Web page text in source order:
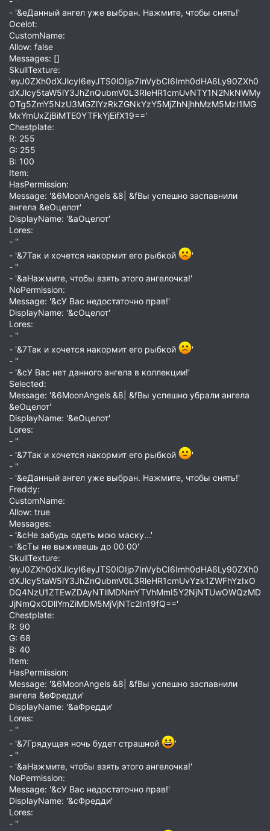
- '&eДанный ангел уже выбран. Нажмите, чтобы снять!'
Ocelot:
CustomName:
Allow: false
Messages: []
SkullTexture:
'eyJ0ZXh0dXJlcyI6eyJTS0lOIjp7InVybCI6Imh0dHA6Ly90ZXh0
dXJlcy5taW5lY3JhZnQubmV0L3RleHR1cmUvNTY1N2NkNWMy
OTg5ZmY5NzU3MGZlYzRkZGNkYzY5MjZhNjhhMzM5MzI1MG
MxYmUxZjBiMTE0YTFkYjEifX19=='
Chestplate:
R: 255
G: 255
B: 100
Item:
HasPermission:
Message: '&6MoonAngels &8| &fВы успешно заспавнили
ангела &eОцелот'
DisplayName: '&aОцелот'
Lores:
- ''
- '&7Так и хочется накормит его рыбкой
'
- ''
- '&aНажмите, чтобы взять этого ангелочка!'
NoPermission:
Message: '&cУ Вас недостаточно прав!'
DisplayName: '&cОцелот'
Lores:
- ''
- '&7Так и хочется накормит его рыбкой
'
- ''
- '&cУ Вас нет данного ангела в коллекции!'
Selected:
Message: '&6MoonAngels &8| &fВы успешно убрали ангела
&eОцелот'
DisplayName: '&eОцелот'
Lores:
- ''
- '&7Так и хочется накормит его рыбкой
'
- ''
- '&eДанный ангел уже выбран. Нажмите, чтобы снять!'
Freddy:
CustomName:
Allow: true
Messages:
- '&cНе забудь одеть мою маску...'
- '&cТы не выживешь до 00:00'
SkullTexture:
'eyJ0ZXh0dXJlcyI6eyJTS0lOIjp7InVybCI6Imh0dHA6Ly90ZXh0
dXJlcy5taW5lY3JhZnQubmV0L3RleHR1cmUvYzk1ZWFhYzIxO
DQ4NzU1ZTEwZDAyNTllMDNmYTVhMmI5Y2NjNTUwOWQzMD
JjNmQxODllYmZiMDM5MjVjNTc2In19fQ=='
Chestplate:
R: 90
G: 68
B: 40
Item:
HasPermission:
Message: '&6MoonAngels &8| &fВы успешно заспавнили
ангела &eФредди'
DisplayName: '&aФредди'
Lores:
- ''
- '&7Грядущая ночь будет страшной
'
- ''
- '&aНажмите, чтобы взять этого ангелочка!'
NoPermission:
Message: '&cУ Вас недостаточно прав!'
DisplayName: '&cФредди'
Lores:
- ''